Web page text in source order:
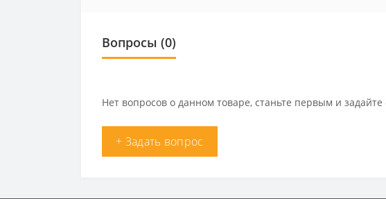
Вопросы (0)
Нет вопросов о данном товаре, станьте первым и задайте
+ Задать вопрос